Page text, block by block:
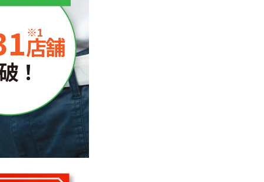
店舗
！
※1